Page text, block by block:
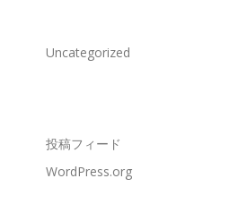
Uncategorized
投稿フィード
WordPress.org